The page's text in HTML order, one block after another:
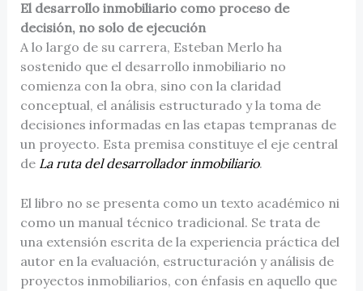
El desarrollo inmobiliario como proceso de
decisión, no solo de ejecución
A lo largo de su carrera, Esteban Merlo ha
sostenido que el desarrollo inmobiliario no
comienza con la obra, sino con la claridad
conceptual, el análisis estructurado y la toma de
decisiones informadas en las etapas tempranas de
un proyecto. Esta premisa constituye el eje central
de La ruta del desarrollador inmobiliario.
El libro no se presenta como un texto académico ni
como un manual técnico tradicional. Se trata de
una extensión escrita de la experiencia práctica del
autor en la evaluación, estructuración y análisis de
proyectos inmobiliarios, con énfasis en aquello que